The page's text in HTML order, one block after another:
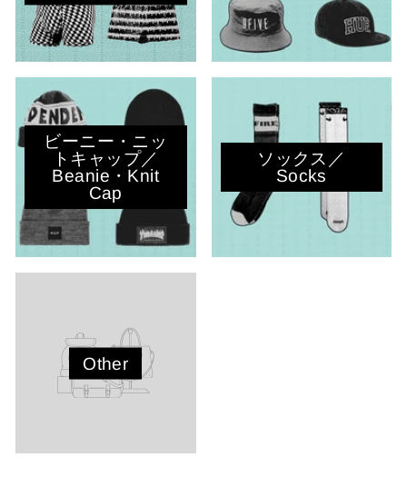
ビーニー・ニッ
トキャップ／
Beanie・Knit
Cap
ソックス／
Socks
Other